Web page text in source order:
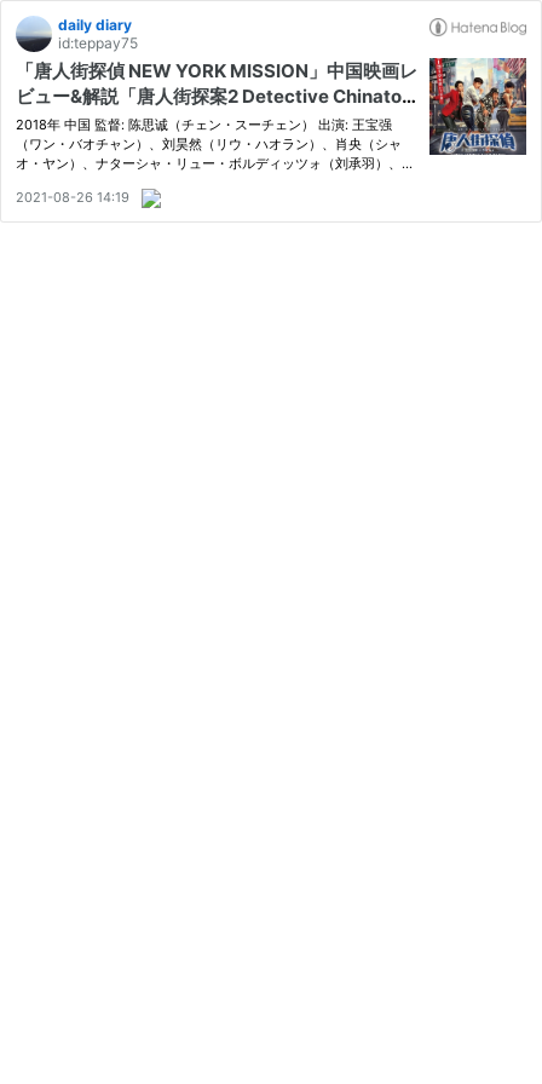
daily diary
id:teppay75
「唐人街探偵 NEW YORK MISSION」中国映画レ
ビュー&解説「唐人街探案2 Detective Chinatow
n 2」
2018年 中国 監督: 陈思诚（チェン・スーチェン） 出演: 王宝强
（ワン・バオチャン）、刘昊然（リウ・ハオラン）、肖央（シャ
オ・ヤン）、ナターシャ・リュー・ボルディッツォ（刘承羽）、尚
2021-08-26 14:19